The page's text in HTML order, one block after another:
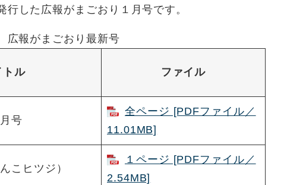
した広報がまごおり１月号です。
広報がまごおり最新号
トル ファイル
号
全ページ [PDFファイル／
11.01MB]
こヒツジ）
１ページ [PDFファイル／
2.54MB]